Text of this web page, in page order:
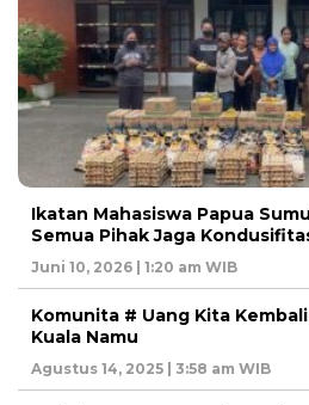
Ikatan Mahasiswa Papua
Semua Pihak Jaga
Juni 10, 2026 | 1:20 am WIB
Komunita # Uang Kita
Kuala Namu
Agustus 14, 2025 | 3:58 am WIB